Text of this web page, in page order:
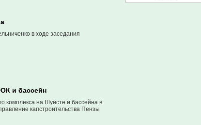
в ходе заседания
и бассейн
комплекса на Шуисте и бассейна в
капстроительства Пензы